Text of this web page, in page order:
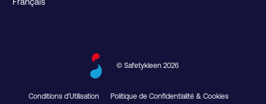
© Safetykleen 2026
Conditions d’Utilisation
Politique de Confidentialité & Cookies